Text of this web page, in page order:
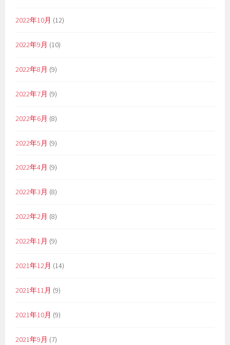
2022年10月 (12)
2022年9月 (10)
2022年8月 (9)
2022年7月 (9)
2022年6月 (8)
2022年5月 (9)
2022年4月 (9)
2022年3月 (8)
2022年2月 (8)
2022年1月 (9)
2021年12月 (14)
2021年11月 (9)
2021年10月 (9)
2021年9月 (7)